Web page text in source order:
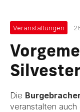
Veranstaltungen
Die
veranstalten